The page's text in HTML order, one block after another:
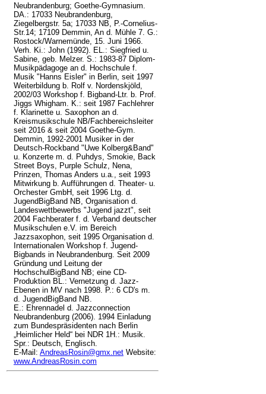
Neubrandenburg; Goethe-Gymnasium.
DA.: 17033 Neubrandenburg,
Ziegelbergstr. 5a; 17033 NB, P.-Cornelius-
Str.14; 17109 Demmin, An d. Mühle 7. G.:
Rostock/Warnemünde, 15. Juni 1966.
Verh. Ki.: John (1992). EL.: Siegfried u.
Sabine, geb. Melzer. S.: 1983-87 Diplom-
Musikpädagoge an d. Hochschule f.
Musik "Hanns Eisler" in Berlin, seit 1997
Weiterbildung b. Rolf v. Nordenskjöld,
2002/03 Workshop f. Bigband-Ltr. b. Prof.
Jiggs Whigham. K.: seit 1987 Fachlehrer
f. Klarinette u. Saxophon an d.
Kreismusikschule NB/Fachbereichsleiter
seit 2016 & seit 2004 Goethe-Gym.
Demmin, 1992-2001 Musiker in der
Deutsch-Rockband "Uwe Kolberg&Band"
u. Konzerte m. d. Puhdys, Smokie, Back
Street Boys, Purple Schulz, Nena,
Prinzen, Thomas Anders u.a., seit 1993
Mitwirkung b. Aufführungen d. Theater- u.
Orchester GmbH, seit 1996 Ltg. d.
JugendBigBand NB, Organisation d.
Landeswettbewerbs "Jugend jazzt", seit
2004 Fachberater f. d. Verband deutscher
Musikschulen e.V. im Bereich
Jazzsaxophon, seit 1995 Organisation d.
Internationalen Workshop f. Jugend-
Bigbands in Neubrandenburg. Seit 2009
Gründung und Leitung der
HochschulBigBand NB; eine CD-
Produktion BL.: Vernetzung d. Jazz-
Ebenen in MV nach 1998. P.: 6 CD's m.
d. JugendBigBand NB.
E.: Ehrennadel d. Jazzconnection
Neubrandenburg (2006). 1994 Einladung
zum Bundespräsidenten nach Berlin
„Heimlicher Held“ bei NDR 1H.: Musik.
Spr.: Deutsch, Englisch.
E-Mail: AndreasRosin@gmx.netWebsite:
www.AndreasRosin.com